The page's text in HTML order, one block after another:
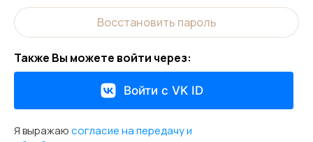
Восстановить пароль
Также Вы можете войти через:
Войти с VK ID
Я выражаюсогласие на передачу и